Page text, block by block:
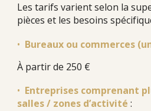
Les tarifs varient selon la
pièces et les besoins
• Bureaux ou commerces
À partir de 250 €
• Entreprises comprenant
salles / zones d’activité :